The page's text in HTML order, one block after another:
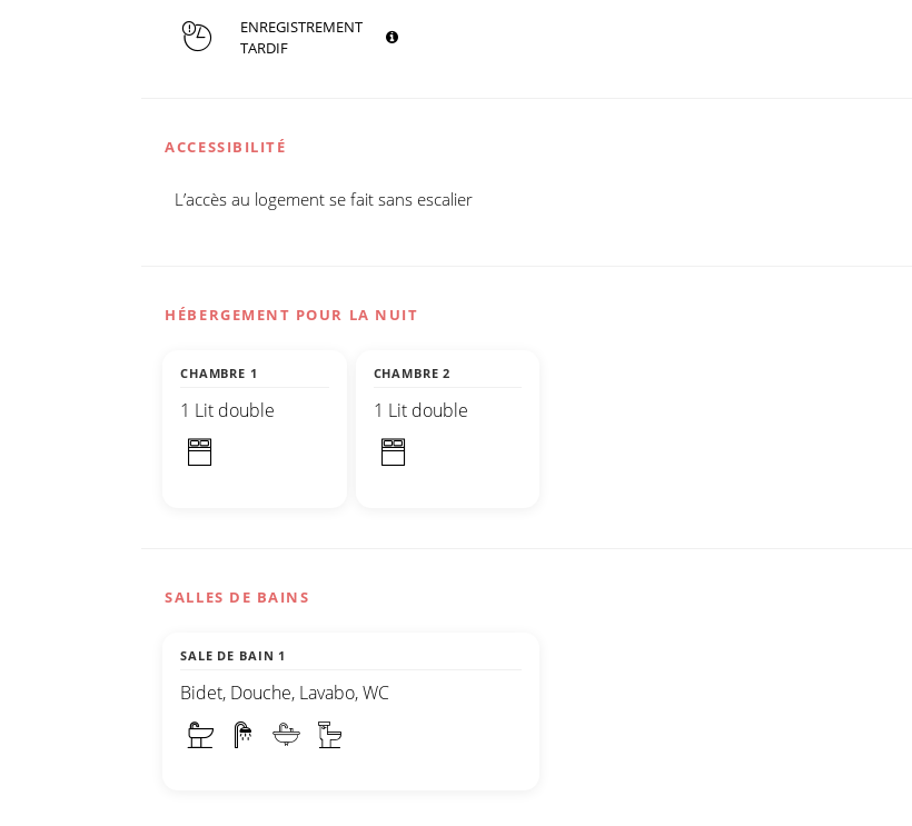
ENREGISTREMENT
TARDIF
ACCESSIBILITÉ
L’accès au logement se fait sans escalier
HÉBERGEMENT POUR LA NUIT
CHAMBRE 1
1 Lit double
CHAMBRE 2
1 Lit double
SALLES DE BAINS
SALE DE BAIN 1
Bidet, Douche, Lavabo, WC